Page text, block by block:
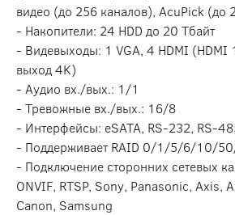
видео (до 256 каналов), AcuPick (до
- Накопители: 24 HDD до 20 Тбайт
- Видевыходы: 1 VGA, 4 HDMI (HDMI
выход 4K)
- Аудио вх./вых.: 1/1
- Тревожные вх./вых.: 16/8
- Интерфейсы: eSATA, RS-232, RS-
- Поддерживает RAID 0/1/5/6/10/
- Подключение сторонних сетевых
ONVIF, RTSP, Sony, Panasonic, Axis,
Canon, Samsung